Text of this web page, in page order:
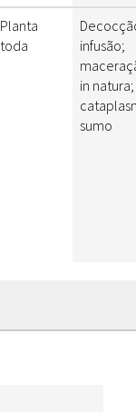
Planta
toda
infusão;
in natura;
sumo